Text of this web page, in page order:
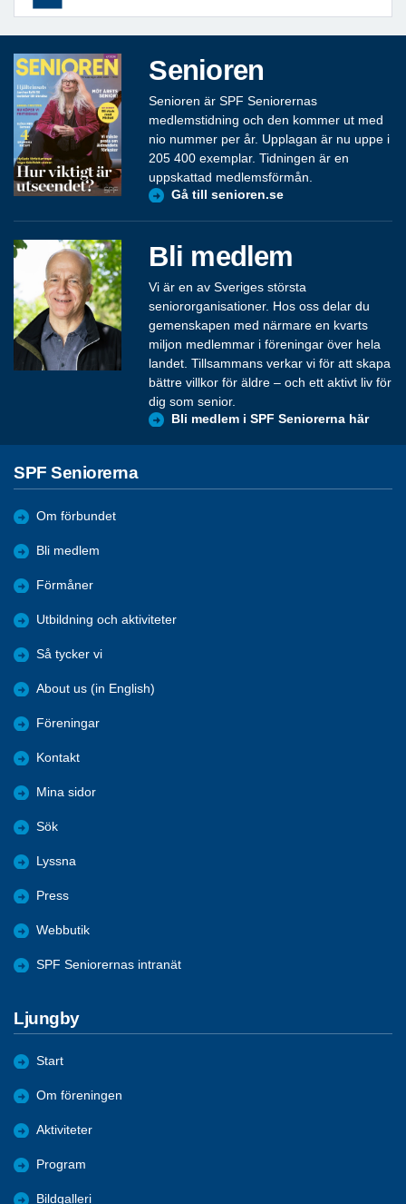
Senioren
Senioren är SPF Seniorernas
medlemstidning och den kommer ut med
nio nummer per år. Upplagan är nu uppe i
205 400 exemplar. Tidningen är en
uppskattad medlemsförmån.
Gå till senioren.se
Bli medlem
Vi är en av Sveriges största
seniororganisationer. Hos oss delar du
gemenskapen med närmare en kvarts
miljon medlemmar i föreningar över hela
landet. Tillsammans verkar vi för att skapa
bättre villkor för äldre – och ett aktivt liv för
dig som senior.
Bli medlem i SPF Seniorerna här
SPF Seniorerna
Om förbundet
Bli medlem
Förmåner
Utbildning och aktiviteter
Så tycker vi
About us (in English)
Föreningar
Kontakt
Mina sidor
Sök
Lyssna
Press
Webbutik
SPF Seniorernas intranät
Ljungby
Start
Om föreningen
Aktiviteter
Program
Bildgalleri